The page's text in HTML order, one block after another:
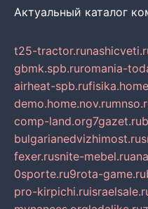
Актуальный каталог
t25-tractor.ru
gbmk.spb.ruromania-
airheat-spb.ru
demo.home.nov.ru
comp-land.org7gazet.ru
bulgarianedvizhimost.ru
fexer.rusnite-mebel.ru
0sporte.ru9rota-game.ru
pro-kirpichi.ru